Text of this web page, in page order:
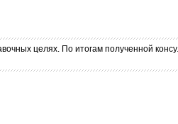
целях. По итогам полученной